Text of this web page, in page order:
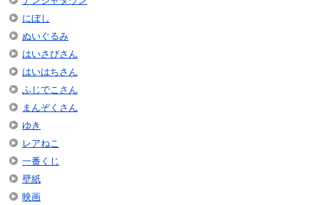
にぼし
ぬいぐるみ
はいさびさん
はいはちさん
ふじでこさん
まんぞくさん
ゆき
レアねこ
一番くじ
壁紙
映画